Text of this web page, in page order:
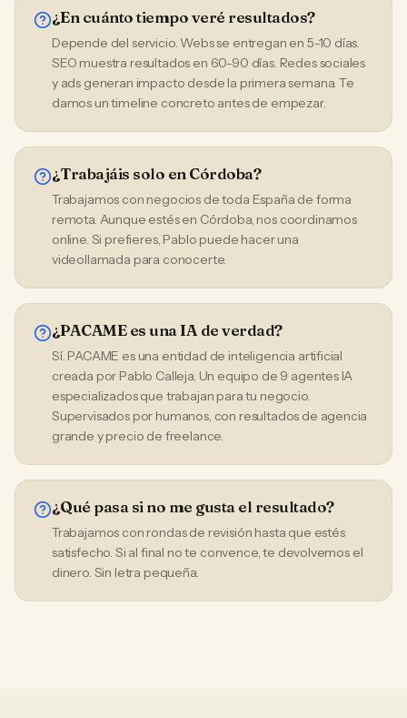
¿En cuánto tiempo veré resultados?
Depende del servicio. Webs se entregan en 5-10 días.
SEO muestra resultados en 60-90 días. Redes sociales
y ads generan impacto desde la primera semana. Te
damos un timeline concreto antes de empezar.
¿Trabajáis solo en Córdoba?
Trabajamos con negocios de toda España de forma
remota. Aunque estés en Córdoba, nos coordinamos
online. Si prefieres, Pablo puede hacer una
videollamada para conocerte.
¿PACAME es una IA de verdad?
Sí. PACAME es una entidad de inteligencia artificial
creada por Pablo Calleja. Un equipo de 9 agentes IA
especializados que trabajan para tu negocio.
Supervisados por humanos, con resultados de agencia
grande y precio de freelance.
¿Qué pasa si no me gusta el resultado?
Trabajamos con rondas de revisión hasta que estés
satisfecho. Si al final no te convence, te devolvemos el
dinero. Sin letra pequeña.